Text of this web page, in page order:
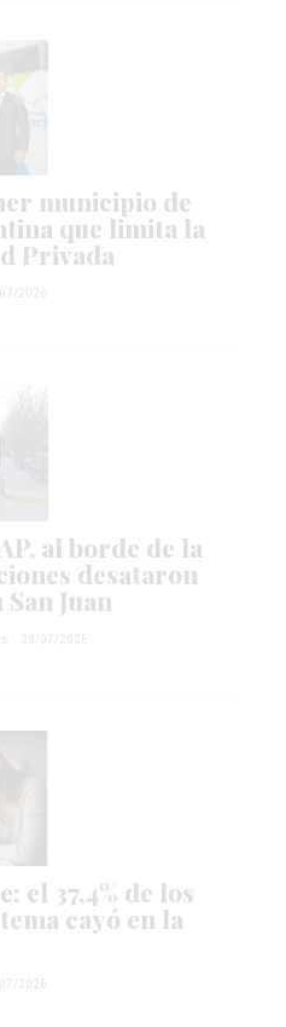
municipio de
que limita la
Privada
2026
al borde de la
desataron
Juan
28/07/2026
el 37,4% de los
cayó en la
2026